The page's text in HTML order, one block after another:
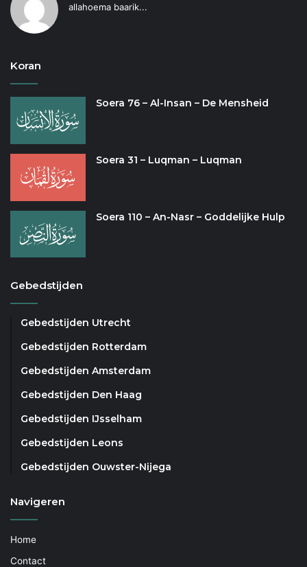
allahoema baarik...
Koran
Soera 76 – Al-Insan – De Mensheid
Soera 31 – Luqman – Luqman
Soera 110 – An-Nasr – Goddelijke Hulp
Gebedstijden
Gebedstijden Utrecht
Gebedstijden Rotterdam
Gebedstijden Amsterdam
Gebedstijden Den Haag
Gebedstijden IJsselham
Gebedstijden Leons
Gebedstijden Ouwster-Nijega
Navigeren
Home
Contact